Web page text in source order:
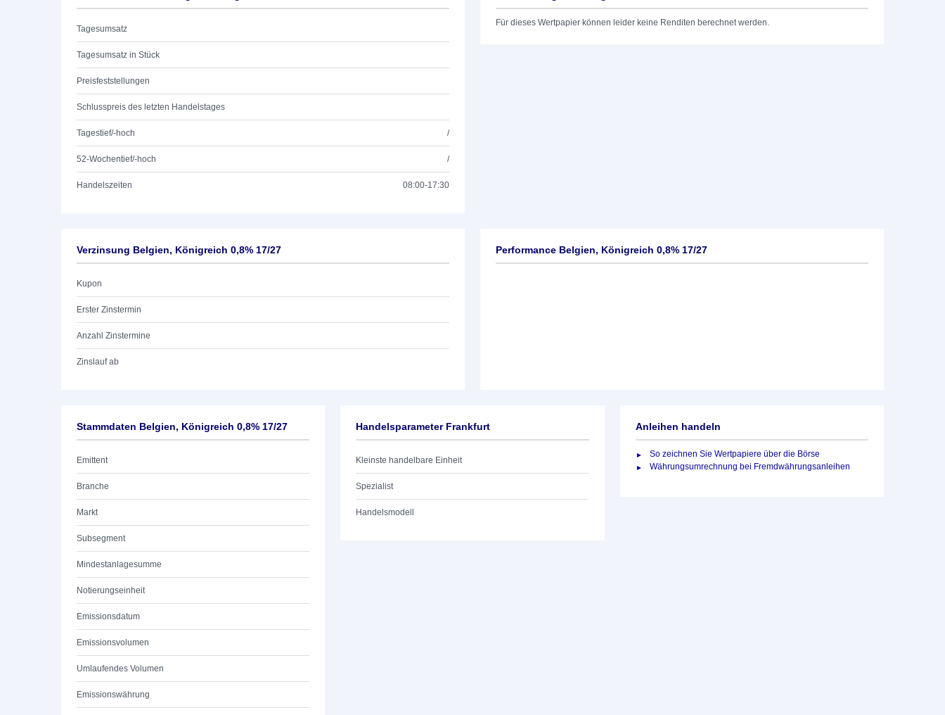
Tagesumsatz
Tagesumsatz in Stück
Preisfeststellungen
Schlusspreis des letzten Handelstages
Tagestief/-hoch /
52-Wochentief/-hoch /
Handelszeiten 08:00-17:30
Für dieses Wertpapier können leider keine Renditen berechnet werden.
Verzinsung Belgien, Königreich 0,8% 17/27
Kupon
Erster Zinstermin
Anzahl Zinstermine
Zinslauf ab
Performance Belgien, Königreich 0,8% 17/27
Stammdaten Belgien, Königreich 0,8% 17/27
Emittent
Branche
Markt
Subsegment
Mindestanlagesumme
Notierungseinheit
Emissionsdatum
Emissionsvolumen
Umlaufendes Volumen
Emissionswährung
Handelsparameter Frankfurt
Kleinste handelbare Einheit
Spezialist
Handelsmodell
Anleihen handeln
So zeichnen Sie Wertpapiere über die Börse
Währungsumrechnung bei Fremdwährungsanleihen